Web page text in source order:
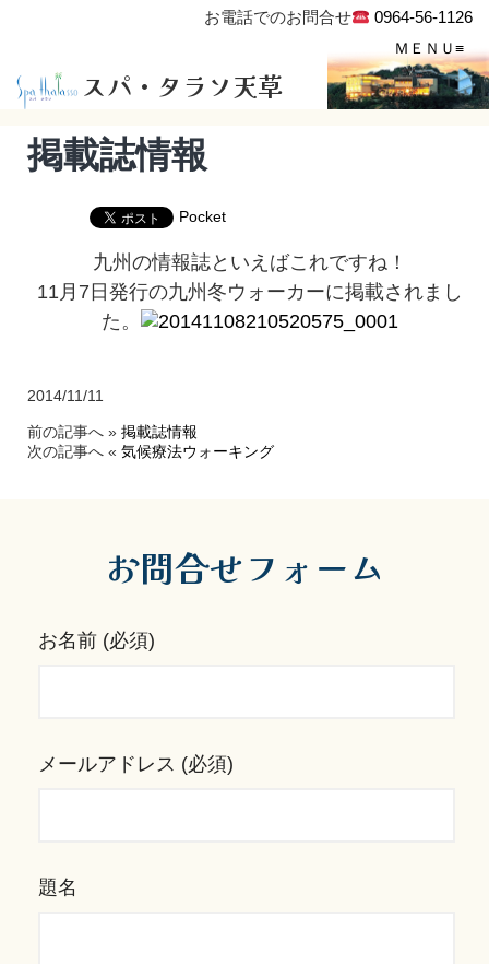
お電話でのお問合せ 0964-56-1126
スパ・タラソ天草
掲載誌情報
Pocket
九州の情報誌といえばこれですね！
11月7日発行の九州冬ウォーカーに掲載されまし
た。
2014/11/11
前の記事へ » 掲載誌情報
次の記事へ « 気候療法ウォーキング
お問合せフォーム
お名前 (必須)
メールアドレス (必須)
題名